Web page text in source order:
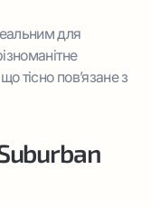
для
тісно пов’язане з